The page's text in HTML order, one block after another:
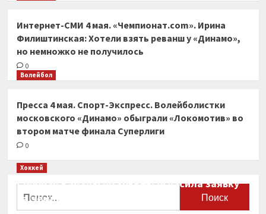
Интернет-СМИ 4 мая. «Чемпионат.com». Ирина
Филиштинская: Хотели взять реванш у «Динамо»,
но немножко не получилось
0
Волейбол
Пресса 4 мая. Спорт-Экспресс. Волейболистки
московского «Динамо» обыграли «Локомотив» во
втором матче финала Суперлиги
0
Хоккей
Сборная Канады по хоккею огласила заявку
на чемпионат мира